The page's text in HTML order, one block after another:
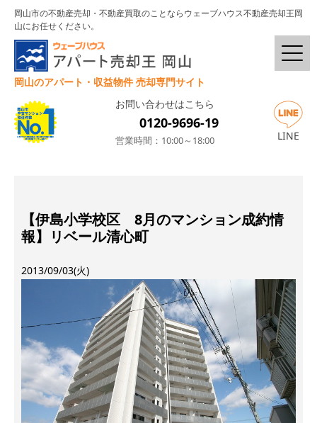
岡山市の不動産売却・不動産買取のことならウェーブハウス不動産売却王岡
山にお任せください。
岡山のアパート・収益物件 売却専門サイト
お問い合わせはこちら
0120-9696-19
営業時間：10:00～18:00 LINE
【伊島小学校区 8月のマンション成約情
報】リベール清心町
2013/09/03(火)